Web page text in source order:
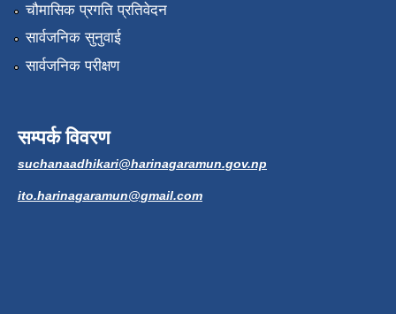
चौमासिक प्रगति प्रतिवेदन
सार्वजनिक सुनुवाई
सार्वजनिक परीक्षण
सम्पर्क विवरण
suchanaadhikari@harinagaramun.gov.np
ito.harinagaramun@gmail.com